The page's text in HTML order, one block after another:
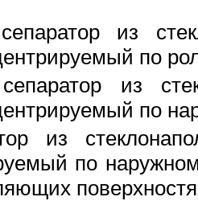
из
по
из
по
из
по